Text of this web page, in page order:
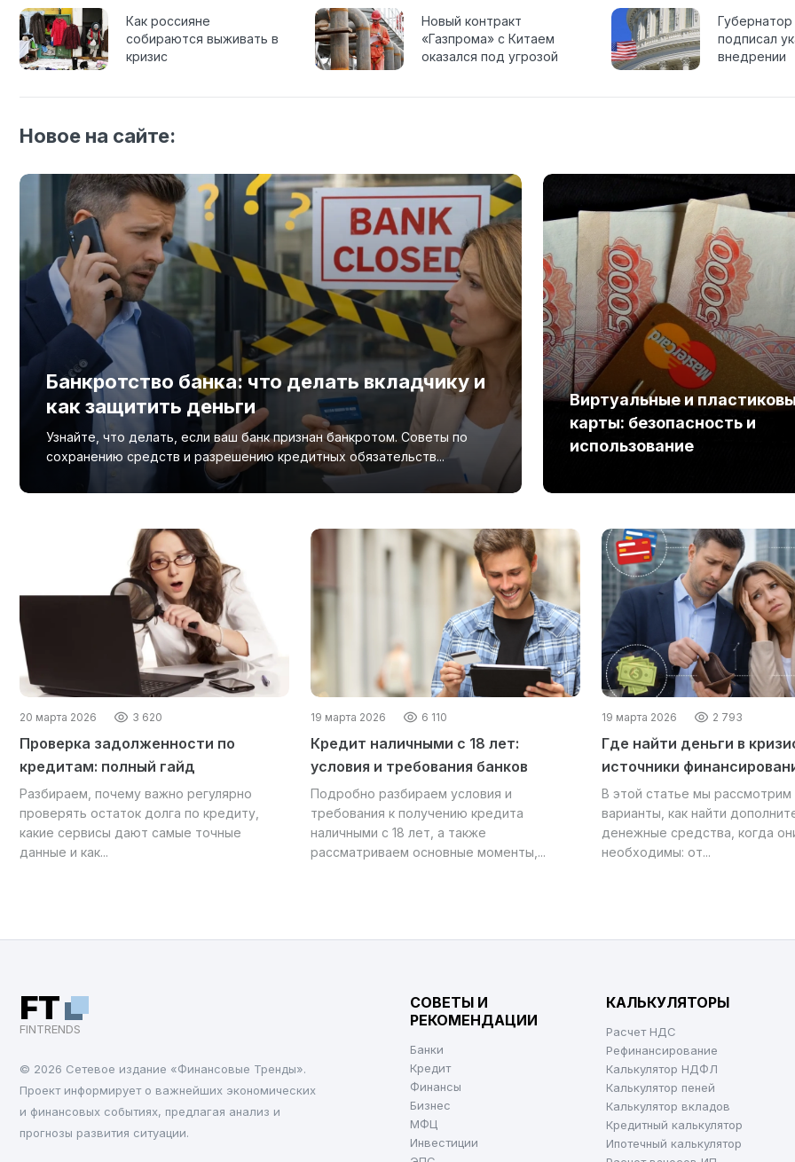
Как россияне
собираются выживать в
кризис
Новый контракт
«Газпрома» с Китаем
оказался под угрозой
подписал
внедрении
Новое на сайте:
Банкротство банка: что делать вкладчику и
как защитить деньги
Узнайте, что делать, если ваш банк признан банкротом. Советы по
сохранению средств и разрешению кредитных обязательств...
Виртуальные и
карты: безопасность и
использование
20 марта 2026 3 620
Проверка задолженности по
кредитам: полный гайд
Разбираем, почему важно регулярно
проверять остаток долга по кредиту,
какие сервисы дают самые точные
данные и как...
19 марта 2026 6 110
Кредит наличными с 18 лет:
условия и требования банков
Подробно разбираем условия и
требования к получению кредита
наличными с 18 лет, а также
рассматриваем основные моменты,...
19 марта 2026 2 793
Где найти деньги в
источники
В этой статье мы рассмотрим
варианты, как найти
денежные средства, когда
необходимы: от...
FT
FINTRENDS
© 2026 Cетевое издание «Финансовые Тренды».
Проект информирует о важнейших экономических
и финансовых событиях, предлагая анализ и
прогнозы развития ситуации.
СОВЕТЫ И
РЕКОМЕНДАЦИИ
Банки
Кредит
Финансы
Бизнес
МФЦ
Инвестиции
КАЛЬКУЛЯТОРЫ
Расчет НДС
Рефинансирование
Калькулятор НДФЛ
Калькулятор пеней
Калькулятор вкладов
Кредитный калькулятор
Ипотечный калькулятор